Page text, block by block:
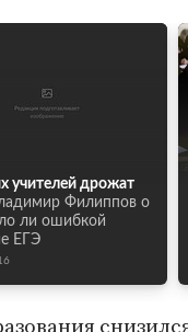
учителей дрожат
Филиппов о
ли ошибкой
ЕГЭ